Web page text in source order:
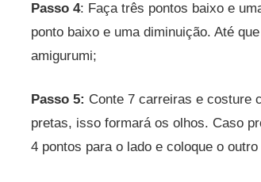
Passo 4: Faça três pontos baixo e
ponto baixo e uma diminuição. Até
amigurumi;
Passo 5: Conte 7 carreiras e costure
pretas, isso formará os olhos. Caso
4 pontos para o lado e coloque o outro